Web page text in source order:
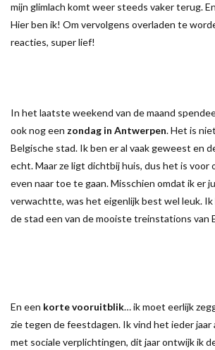
mijn glimlach komt weer steeds vaker terug.
Hier ben ik! Om vervolgens overladen te
reacties, super lief!
In het laatste weekend van de maand
ook nog een zondag in Antwerpen. Het is
Belgische stad. Ik ben er al vaak geweest en
echt. Maar ze ligt dichtbij huis, dus het is voor
even naar toe te gaan. Misschien omdat ik er
verwachtte, was het eigenlijk best wel leuk. Ik
de stad een van de mooiste treinstations van
En een korte vooruitblik… ik moet eerlijk
zie tegen de feestdagen. Ik vind het ieder jaar
met sociale verplichtingen, dit jaar ontwijk ik